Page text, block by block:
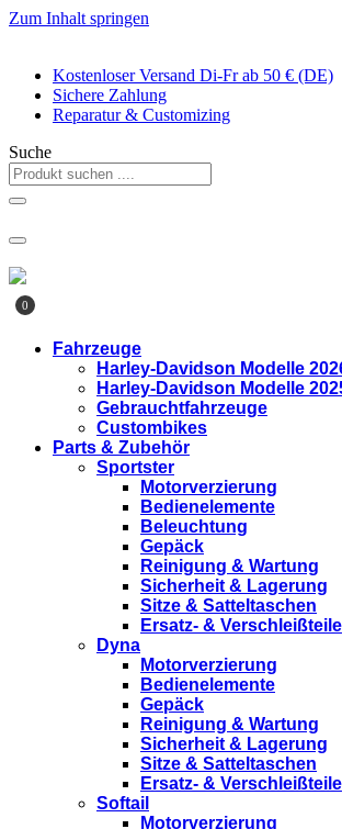
Zum Inhalt springen
Kostenloser Versand Di-Fr ab 50 € (DE)
Sichere Zahlung
Reparatur & Customizing
Suche
0
Fahrzeuge
Harley-Davidson Modelle
Harley-Davidson Modelle
Gebrauchtfahrzeuge
Custombikes
Parts & Zubehör
Sportster
Motorverzierung
Bedienelemente
Beleuchtung
Gepäck
Reinigung & Wartung
Sicherheit & Lagerung
Sitze & Satteltaschen
Ersatz- & Verschleißteile
Dyna
Motorverzierung
Bedienelemente
Gepäck
Reinigung & Wartung
Sicherheit & Lagerung
Sitze & Satteltaschen
Ersatz- & Verschleißteile
Softail
Motorverzierung